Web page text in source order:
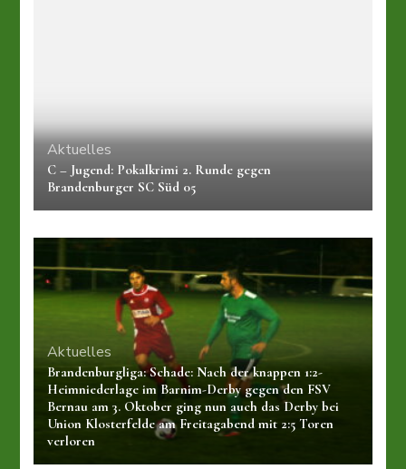
Aktuelles
C – Jugend: Pokalkrimi 2. Runde gegen
Brandenburger SC Süd 05
Aktuelles
Brandenburgliga: Schade: Nach der knappen 1:2-
Heimniederlage im Barnim-Derby gegen den FSV
Bernau am 3. Oktober ging nun auch das Derby bei
Union Klosterfelde am Freitagabend mit 2:5 Toren
verloren